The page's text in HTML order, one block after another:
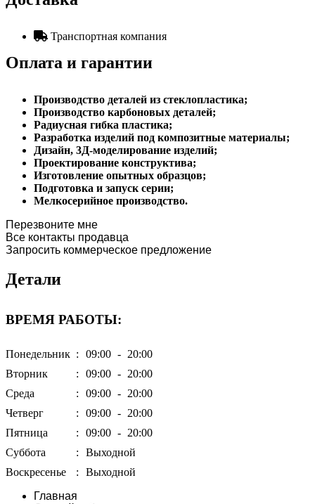
Транспортная компания
Оплата и гарантии
Производство деталей из стеклопластика;
Производство карбоновых деталей;
Радиусная гибка пластика;
Разработка изделий под композитные материалы;
Дизайн, 3Д-моделирование изделий;
Проектирование конструктива;
Изготовление опытных образцов;
Подготовка и запуск серии;
Мелкосерийное производство.
Перезвоните мне
Все контакты продавца
Запросить коммерческое предложение
Детали
ВРЕМЯ РАБОТЫ:
Понедельник : 09:00 - 20:00
Вторник
: 09:00 - 20:00
Среда
: 09:00 - 20:00
Четверг
: 09:00 - 20:00
Пятница
: 09:00 - 20:00
Суббота
:
Выходной
Воскресенье
:
Выходной
Главная